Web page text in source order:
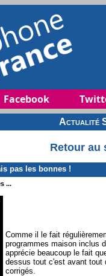
Facebook
Actualité
Retour au
pas les bonnes !
...
Comme il le fait
programmes maison inclus
apprécie beaucoup le fait
dessus tout c'est avant tout
corrigés.